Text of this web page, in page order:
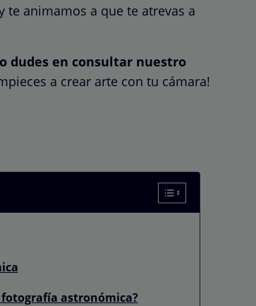
animamos a que te atrevas a
dudes en consultar nuestro
a crear arte con tu cámara!
astronómica?